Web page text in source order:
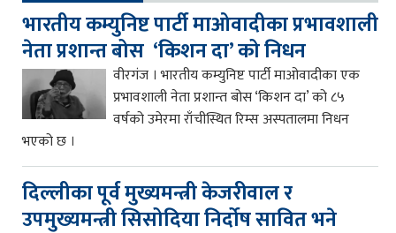
भारतीय कम्युनिष्ट पार्टी माओवादीका प्रभावशाली
नेता प्रशान्त बोस ‘किशन दा’ को निधन
वीरगंज । भारतीय कम्युनिष्ट पार्टी माओवादीका एक
प्रभावशाली नेता प्रशान्त बोस ‘किशन दा’ को ८५
वर्षको उमेरमा राँचीस्थित रिम्स अस्पतालमा निधन
भएको छ ।
दिल्लीका पूर्व मुख्यमन्त्री केजरीवाल र
उपमुख्यमन्त्री सिसोदिया निर्दोष सावित भने